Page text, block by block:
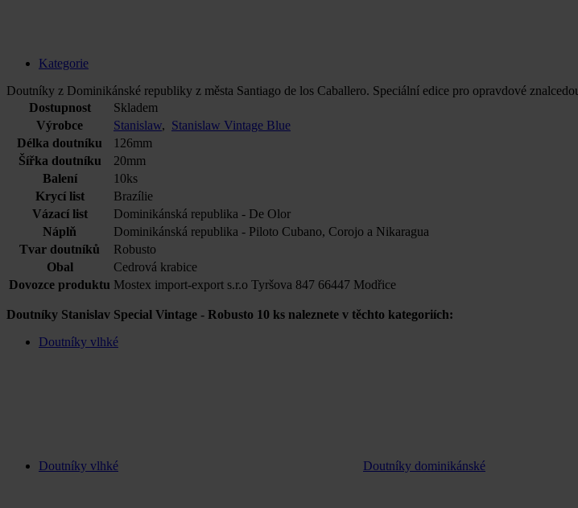
Kategorie
Doutníky z Dominikánské republiky z města Santiago de los Caballero. Speciální edice pro opravdové
Dostupnost
Skladem
Výrobce
Stanislaw, Stanislaw Vintage Blue
Délka doutníku
126mm
Šířka doutníku
20mm
Balení
10ks
Krycí list
Brazílie
Vázací list
Dominikánská republika - De Olor
Náplň
Dominikánská republika - Piloto Cubano, Corojo a Nikaragua
Tvar doutníků
Robusto
Obal
Cedrová krabice
Dovozce produktu Mostex import-export s.r.o Tyršova 847 66447 Modřice
Doutníky Stanislav Special Vintage - Robusto 10 ks naleznete v těchto kategoriích:
Doutníky vlhké
Doutníky vlhké Doutníky dominikánské